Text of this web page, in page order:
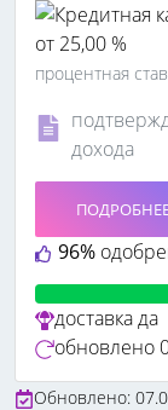
от 25,00 %
процентная
дохода
96%
доставкада
обновлено
Обновлено: